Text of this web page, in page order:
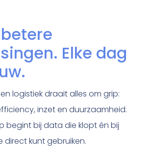
Elke dag
logistiek draait alles om grip:
inzet en duurzaamheid.
begint bij data die klopt én bij
direct kunt gebruiken.